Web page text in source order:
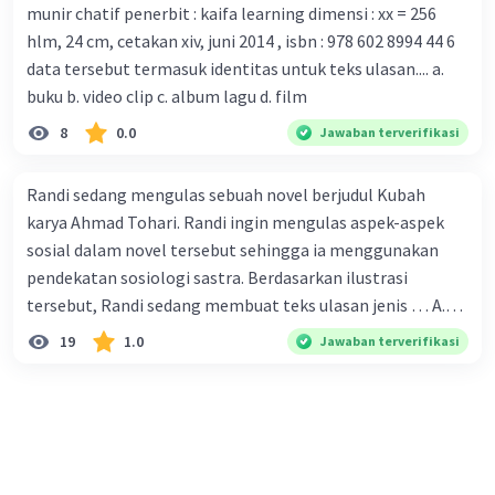
tersebut. B. Para ilmuan perlu segera mempelajari virus
corona yang menjadi masalah besar bagi kesehatan dunia
karena persebarannya sangat cepat. C. Masyarakat perlu
mawas diri dan menjaga kesehatan dalam menghadapi
serangan virus corona yang mulai menyebar di Indonesia,
D. Virus corona menjadi masalah besar bagi kesehatan
munir chatif penerbit : kaifa learning dimensi : xx = 256
hlm, 24 cm, cetakan xiv, juni 2014 , isbn : 978 602 8994 44 6
data tersebut termasuk identitas untuk teks ulasan.... a.
buku b. video clip c. album lagu d. film
8 0.0 Jawaban terverifikasi
Randi sedang mengulas sebuah novel berjudul Kubah
karya Ahmad Tohari. Randi ingin mengulas aspek-aspek
sosial dalam novel tersebut sehingga ia menggunakan
pendekatan sosiologi sastra. Berdasarkan ilustrasi
tersebut, Randi sedang membuat teks ulasan jenis … A.
deskriptif B. objektif C. informatif D. kritis
19 1.0 Jawaban terverifikasi